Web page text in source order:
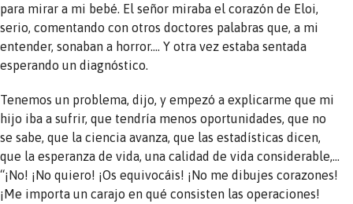
para mirar a mi bebé. El señor miraba el corazón de Eloi,
serio, comentando con otros doctores palabras que, a mi
entender, sonaban a horror…. Y otra vez estaba sentada
esperando un diagnóstico.
Tenemos un problema, dijo, y empezó a explicarme que mi
hijo iba a sufrir, que tendría menos oportunidades, que no
se sabe, que la ciencia avanza, que las estadísticas dicen,
que la esperanza de vida, una calidad de vida considerable,…
“¡No! ¡No quiero! ¡Os equivocáis! ¡No me dibujes corazones!
¡Me importa un carajo en qué consisten las operaciones!